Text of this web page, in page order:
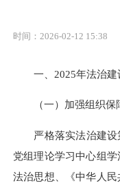
时间：2026-02-12 15:38
一、2025年法治
（一）加强组织
严格落实法治建
党组理论学习中心组
法治思想、《中华人